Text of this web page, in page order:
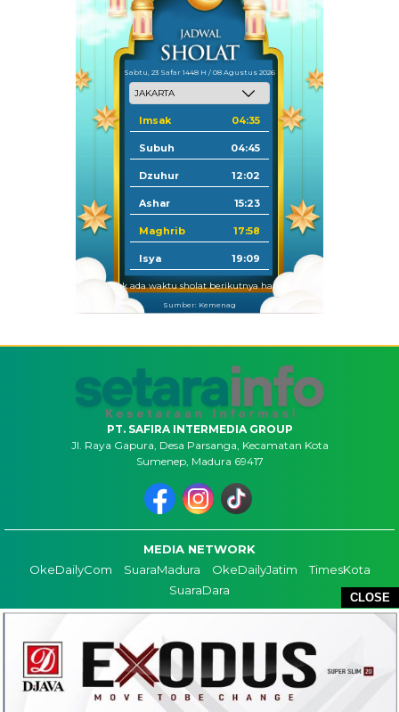
CLOSE
Sabtu, 23 Safar 1448 H / 08 Agustus 2026
Imsak 04:35
Subuh 04:45
Dzuhur 12:02
Ashar 15:23
Maghrib 17:58
Isya 19:09
Tidak ada waktu sholat berikutnya hari ini.
Sumber: Kemenag
PT. SAFIRA INTERMEDIA GROUP
Jl. Raya Gapura, Desa Parsanga, Kecamatan Kota
Sumenep, Madura 69417
MEDIA NETWORK
OkeDailyCom
SuaraMadura OkeDailyJatim
TimesKota
SuaraDara
COPYRIGHT ©2026 SETARAINFO - ALL RIGHTS RESERVED